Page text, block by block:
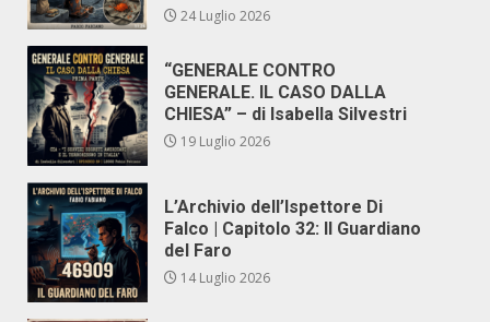
24 Luglio 2026
“GENERALE CONTRO
GENERALE. IL CASO DALLA
CHIESA” – di Isabella Silvestri
19 Luglio 2026
L’Archivio dell’Ispettore Di
Falco | Capitolo 32: Il Guardiano
del Faro
14 Luglio 2026